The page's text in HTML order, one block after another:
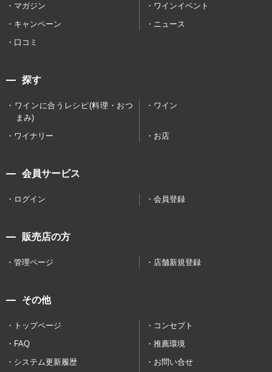
マガジン
ワインイベント
キャンペーン
ニュース
口コミ
探す
ワインに合うレシピ(料理・おつ
まみ)
ワイン
ワイナリー お店
会員サービス
ログイン 会員登録
販売店の方
管理ページ 店舗新規登録
その他
トップページ
コンセプト
FAQ
推薦環境
システム更新履歴
お問い合せ